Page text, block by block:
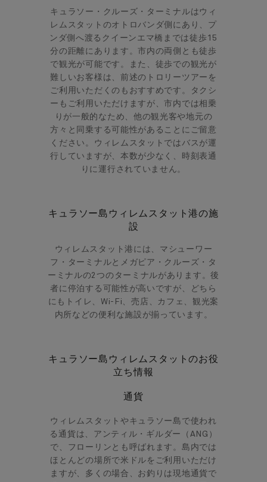
キュラソー・クルーズ・ターミナルはウィ
レムスタットのオトロバンダ側にあり、プ
ンダ側へ渡るクイーンエマ橋までは徒歩15
分の距離にあります。市内の両側とも徒歩
で観光が可能です。また、徒歩での観光が
難しいお客様は、前述のトロリーツアーを
ご利用いただくのもおすすめです。タクシ
ーもご利用いただけますが、市内では相乗
りが一般的なため、他の観光客や地元の
方々と同乗する可能性があることにご留意
ください。ウィレムスタットではバスが運
行していますが、本数が少なく、時刻表通
りに運行されていません。
キュラソー島ウィレムスタット港の施
設
ウィレムスタット港には、マシューワー
フ・ターミナルとメガピア・クルーズ・タ
ーミナルの2つのターミナルがあります。後
者に停泊する可能性が高いですが、どちら
にもトイレ、Wi-Fi、売店、カフェ、観光案
内所などの便利な施設が揃っています。
キュラソー島ウィレムスタットのお役
立ち情報
通貨
ウィレムスタットやキュラソー島で使われ
る通貨は、アンティル・ギルダー（ANG）
で、フローリンとも呼ばれます。島内では
ほとんどの場所で米ドルをご利用いただけ
ますが、多くの場合、お釣りは現地通貨で